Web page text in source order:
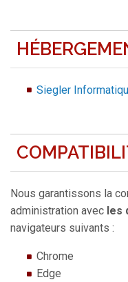
Siegler
Nous garantissons la
administration avec les
navigateurs suivants :
Chrome
Edge